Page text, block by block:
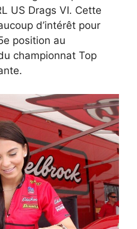
US Drags VI. Cette
d’intérêt pour
position au
championnat Top